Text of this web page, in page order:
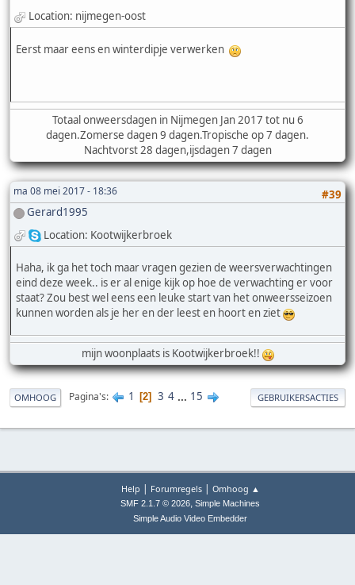
Location: nijmegen-oost
Eerst maar eens en winterdipje verwerken
Totaal onweersdagen in Nijmegen Jan 2017 tot nu 6
dagen.Zomerse dagen 9 dagen.Tropische op 7 dagen.
Nachtvorst 28 dagen,ijsdagen 7 dagen
ma 08 mei 2017 - 18:36
#39
Gerard1995
Location: Kootwijkerbroek
Haha, ik ga het toch maar vragen gezien de weersverwachtingen
eind deze week.. is er al enige kijk op hoe de verwachting er voor
staat? Zou best wel eens een leuke start van het onweersseizoen
kunnen worden als je her en der leest en hoort en ziet
mijn woonplaats is Kootwijkerbroek!!
OMHOOG Pagina's 1 2 3 4 ... 15 GEBRUIKERSACTIES
Help | Forumregels| Omhoog ▲
SMF 2.1.7 © 2026, Simple Machines
Simple Audio Video Embedder